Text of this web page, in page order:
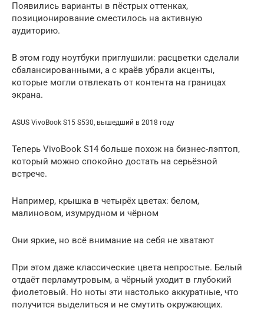
Появились варианты в пёстрых оттенках,
позиционирование сместилось на активную
аудиторию.
В этом году ноутбуки приглушили: расцветки сделали
сбалансированными, а с краёв убрали акценты,
которые могли отвлекать от контента на границах
экрана.
ASUS VivoBook S15 S530, вышедший в 2018 году
Теперь VivоBook S14 больше похож на бизнес-лэптоп,
который можно спокойно достать на серьёзной
встрече.
Например, крышка в четырёх цветах: белом,
малиновом, изумрудном и чёрном
Они яркие, но всё внимание на себя не хватают
При этом даже классические цвета непростые. Белый
отдаёт перламутровым, а чёрный уходит в глубокий
фиолетовый. Но ноты эти настолько аккуратные, что
получится выделиться и не смутить окружающих.